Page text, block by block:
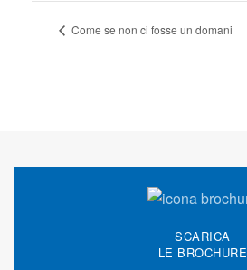
Come se non ci fosse un domani
SCARICA
LE BROCHURE